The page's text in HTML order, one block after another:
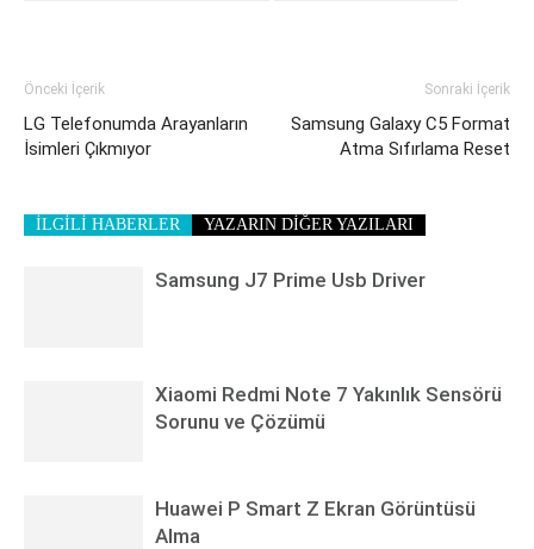
Önceki İçerik
LG Telefonumda Arayanların
İsimleri Çıkmıyor
Sonraki İçerik
Samsung Galaxy C5 Format
Atma Sıfırlama Reset
İLGİLİ HABERLER YAZARIN DİĞER YAZILARI
Samsung J7 Prime Usb Driver
Xiaomi Redmi Note 7 Yakınlık Sensörü
Sorunu ve Çözümü
Huawei P Smart Z Ekran Görüntüsü
Alma